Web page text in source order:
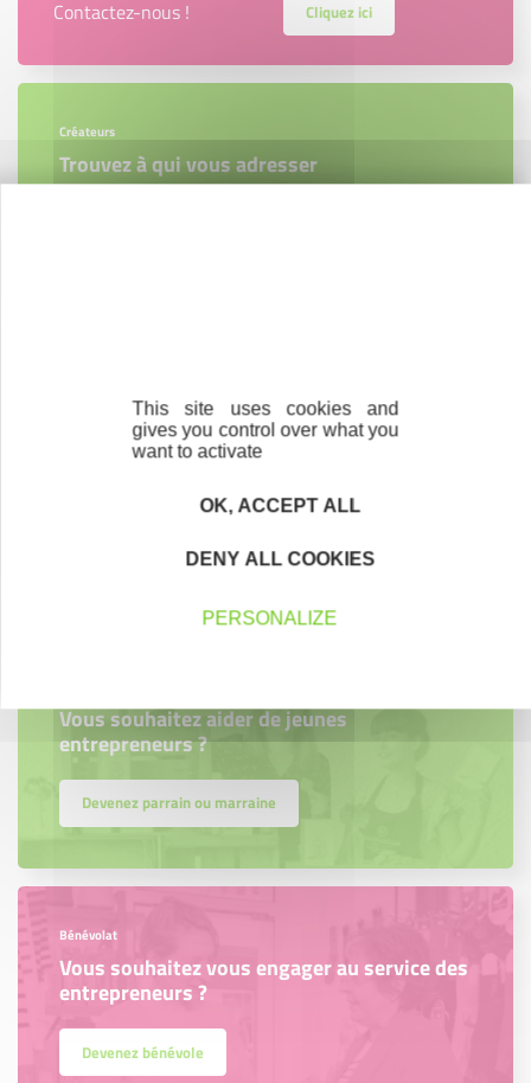
Contactez-nous ! Cliquez ici
Créateurs
Trouvez à qui vous adresser
Accompagnement
Nous les avons accompagnés dans leur
projet entrepreneurial
Découvrez qui ils sont !
Vous souhaitez aider de jeunes
entrepreneurs ?
Devenez parrain ou marraine
Bénévolat
Vous souhaitez vous engager au service des
entrepreneurs ?
Devenez bénévole
This site uses cookies and
gives you control over what you
want to activate
OK, ACCEPT ALL
DENY ALL COOKIES
PERSONALIZE